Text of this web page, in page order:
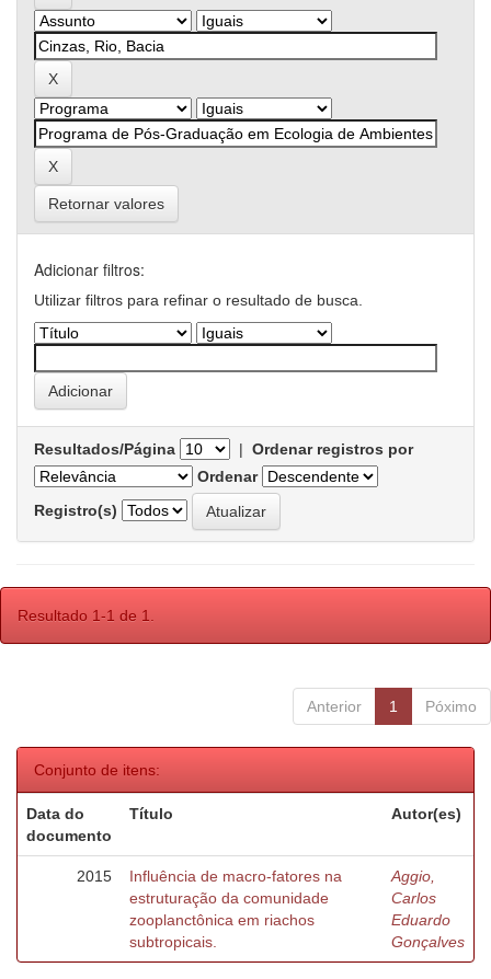
Retornar valores
Adicionar filtros:
Utilizar filtros para refinar o resultado de busca.
Resultados/Página | Ordenar registros por
Ordenar
Registro(s)
Resultado 1-1 de 1.
Anterior 1 Póximo
Conjunto de itens:
Data do
documento
Título Autor(es)
2015
Influência de macro-fatores na
estruturação da comunidade
zooplanctônica em riachos
subtropicais.
Aggio,
Carlos
Eduardo
Gonçalves